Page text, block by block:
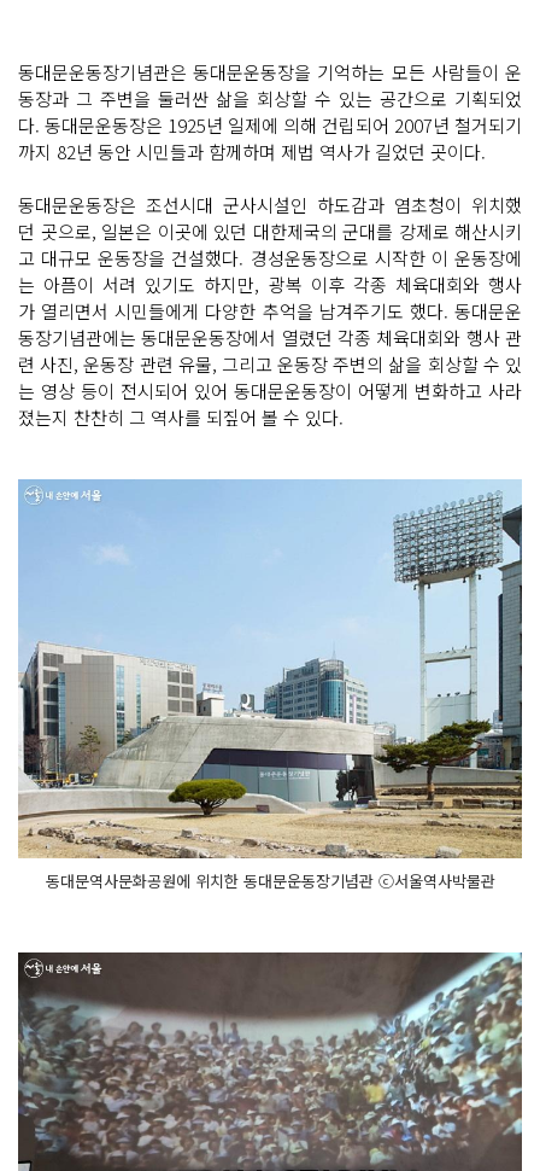
동대문운동장기념관은 동대문운동장을 기억하는 모든 사람들이 운
동장과 그 주변을 둘러싼 삶을 회상할 수 있는 공간으로 기획되었
다. 동대문운동장은 1925년 일제에 의해 건립되어 2007년 철거되기
까지 82년 동안 시민들과 함께하며 제법 역사가 길었던 곳이다.
동대문운동장은 조선시대 군사시설인 하도감과 염초청이 위치했
던 곳으로, 일본은 이곳에 있던 대한제국의 군대를 강제로 해산시키
고 대규모 운동장을 건설했다. 경성운동장으로 시작한 이 운동장에
는 아픔이 서려 있기도 하지만, 광복 이후 각종 체육대회와 행사
가 열리면서 시민들에게 다양한 추억을 남겨주기도 했다. 동대문운
동장기념관에는 동대문운동장에서 열렸던 각종 체육대회와 행사 관
련 사진, 운동장 관련 유물, 그리고 운동장 주변의 삶을 회상할 수 있
는 영상 등이 전시되어 있어 동대문운동장이 어떻게 변화하고 사라
졌는지 찬찬히 그 역사를 되짚어 볼 수 있다.
동대문역사문화공원에 위치한 동대문운동장기념관 ⓒ서울역사박물관